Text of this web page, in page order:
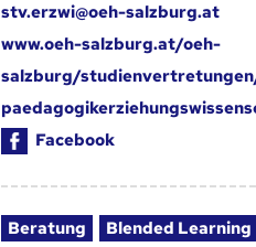
stv.erzwi@oeh-salzburg.at
www.oeh-salzburg.at/oeh-
salzburg/
Facebook
Beratung Blended Learning